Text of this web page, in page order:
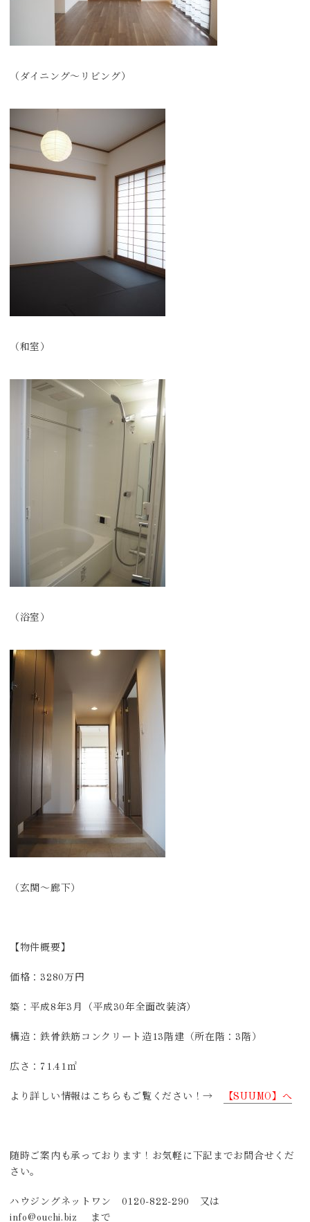
（ダイニング～リビング）
（和室）
（浴室）
（玄関～廊下）
【物件概要】
価格：3280万円
築：平成8年3月（平成30年全面改装済）
構造：鉄骨鉄筋コンクリート造13階建（所在階：3階）
広さ：71.41㎡
より詳しい情報はこちらもご覧ください！→ 【SUUMO】へ
随時ご案内も承っております！お気軽に下記までお問合せくだ
さい。
ハウジングネットワン 0120-822-290 又は
info@ouchi.biz まで